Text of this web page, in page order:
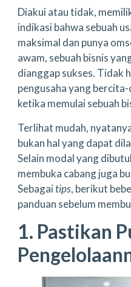
Diakui atau tidak,
indikasi bahwa sebuah
maksimal dan punya
awam, sebuah bisnis
dianggap sukses. Tidak
pengusaha yang
ketika memulai sebuah
Terlihat mudah,
bukan hal yang dapat
Selain modal yang
membuka cabang juga
Sebagaitips, berikut
panduan sebelum
1. Pastikan
INSTAL